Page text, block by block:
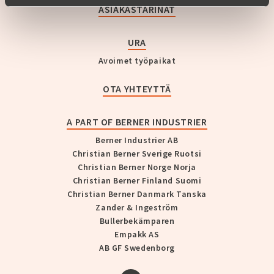
ASIAKASTARINAT
URA
Avoimet työpaikat
OTA YHTEYTTÄ
A PART OF BERNER INDUSTRIER
Berner Industrier AB
Christian Berner Sverige Ruotsi
Christian Berner Norge Norja
Christian Berner Finland Suomi
Christian Berner Danmark Tanska
Zander & Ingeström
Bullerbekämparen
Empakk AS
AB GF Swedenborg